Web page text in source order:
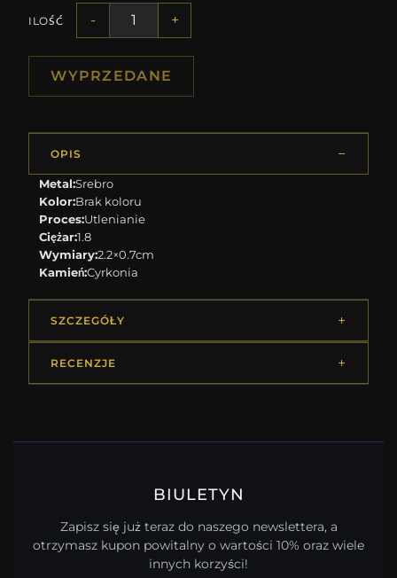
ILOŚĆ - +
WYPRZEDANE
OPIS
Metal:Srebro
Kolor:Brak koloru
Proces:Utlenianie
Ciężar:1.8
Wymiary:2.2×0.7cm
Kamień:Cyrkonia
SZCZEGÓŁY
RECENZJE
BIULETYN
Zapisz się już teraz do naszego newslettera, a
otrzymasz kupon powitalny o wartości 10% oraz wiele
innych korzyści!